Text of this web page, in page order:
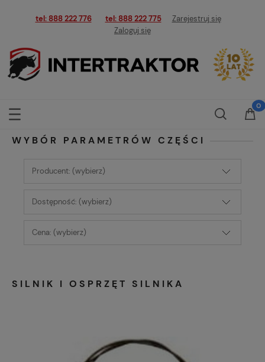
tel: 888 222 776 tel: 888 222 775
Zarejestruj się
Zaloguj się
WYBÓR PARAMETRÓW CZĘŚCI
Producent: (wybierz)
Dostępność: (wybierz)
Cena: (wybierz)
SILNIK I OSPRZĘT SILNIKA